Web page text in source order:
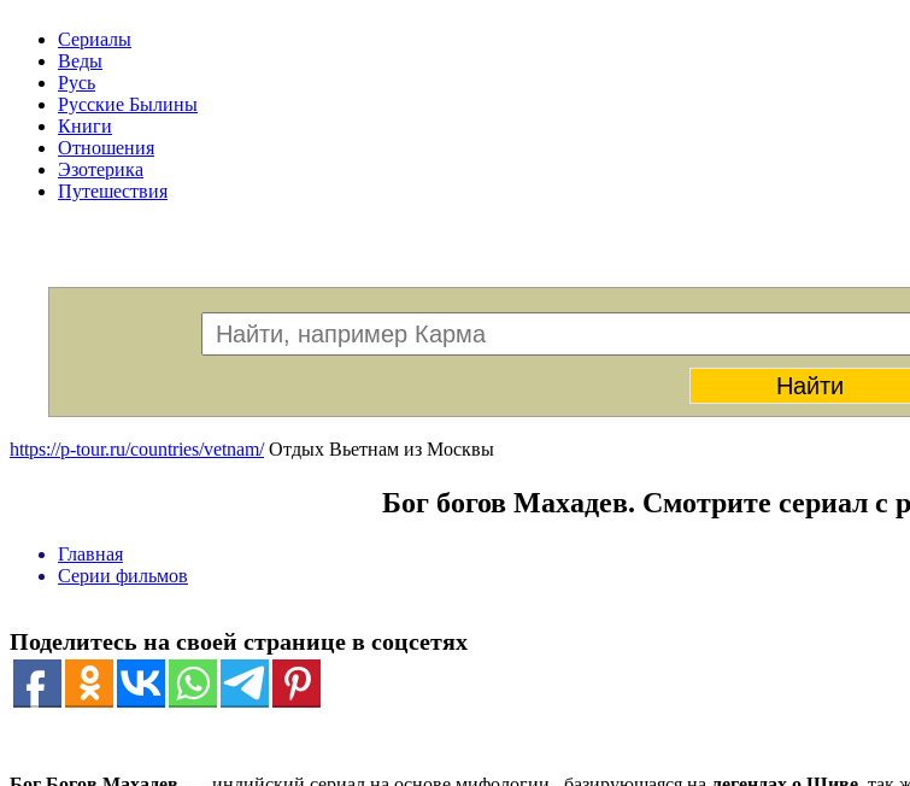
Сериалы
Веды
Русь
Русские Былины
Книги
Отношения
Эзотерика
Путешествия
https://p-tour.ru/countries/vetnam/Отдых Вьетнам из Москвы
Бог богов Махадев. Смотрите сериал с
Главная
Серии фильмов
Поделитесь на своей странице в соцсетях